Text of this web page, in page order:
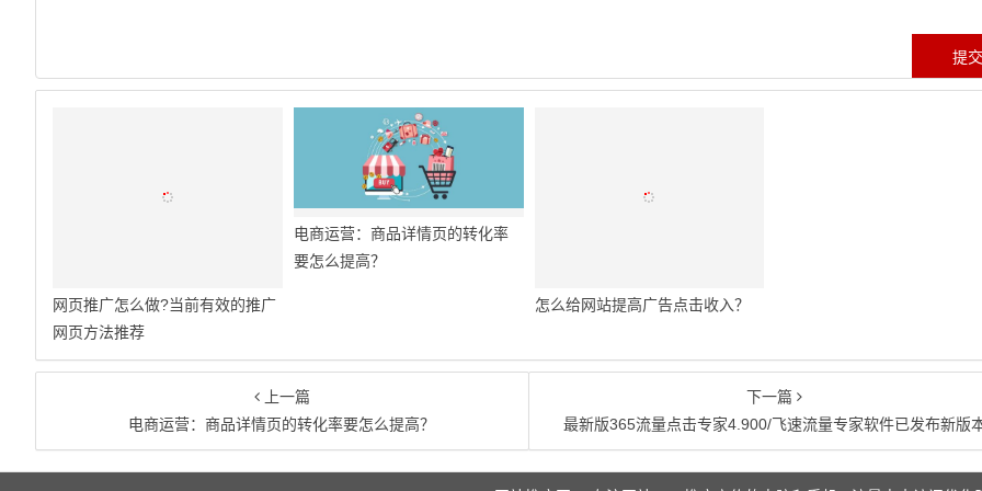
网页推广怎么做?当前有效的推广
网页方法推荐
电商运营：商品详情页的转化率
要怎么提高？
怎么给网站提高广告点击收入？
上一篇
电商运营：商品详情页的转化率要怎么提高？
下一篇
最新版365流量点击专家4.900/飞速流量专家软件已发布新版